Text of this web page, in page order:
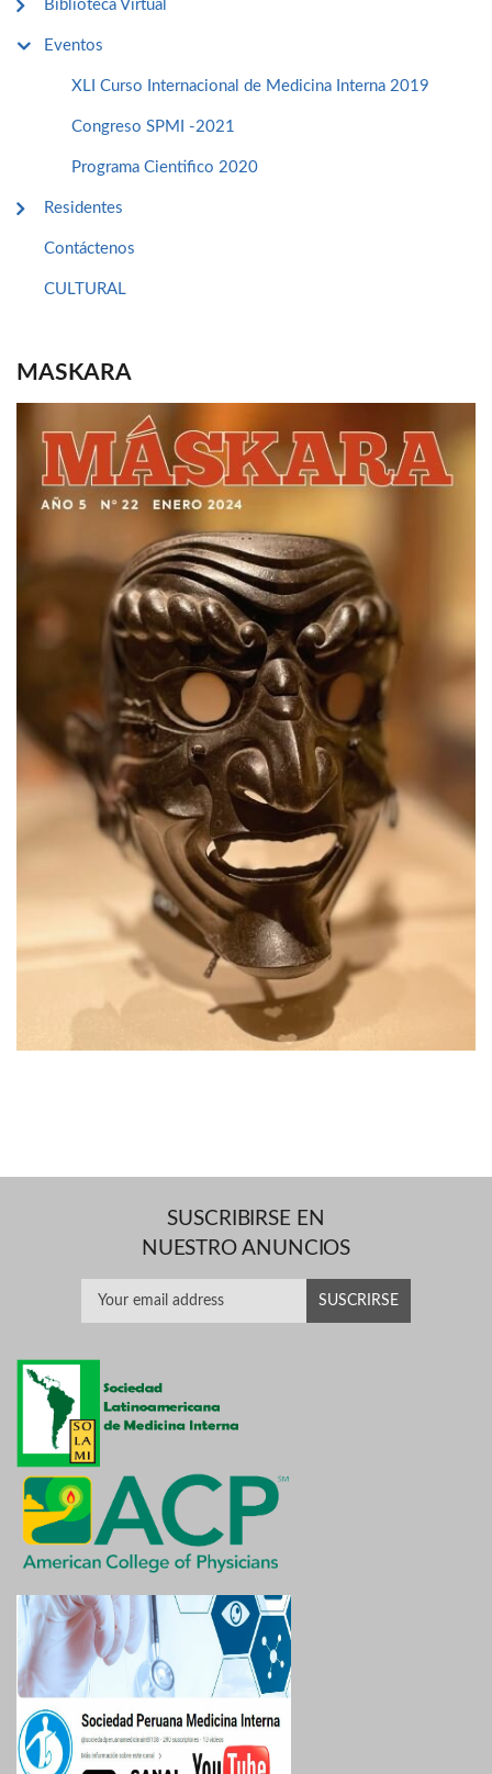
Biblioteca Virtual
Eventos
XLI Curso Internacional de Medicina Interna 2019
Congreso SPMI -2021
Programa Cientifico 2020
Residentes
Contáctenos
CULTURAL
MASKARA
SUSCRIBIRSE EN
NUESTRO ANUNCIOS